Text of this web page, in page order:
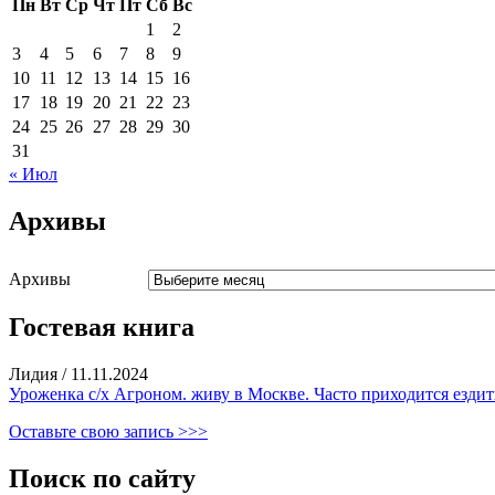
Пн Вт Ср Чт Пт Сб Вс
1
2
3
4 5 6 7 8
9
10 11 12 13 14 15 16
17 18 19 20 21 22 23
24 25 26 27 28 29 30
31
« Июл
Архивы
Архивы
Гостевая книга
Лидия / 11.11.2024
Уроженка с/х Агроном. живу в Москве. Часто приходится
Оставьте свою запись >>>
Поиск по сайту